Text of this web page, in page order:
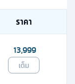
ราคา
13,999
เต็ม